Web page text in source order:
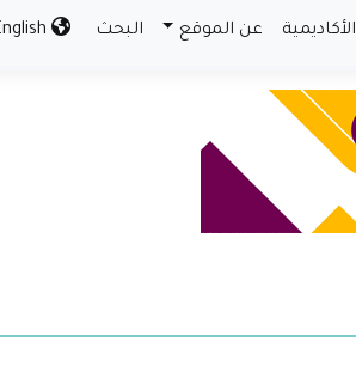
الأكاديمية عن الموقع البحث